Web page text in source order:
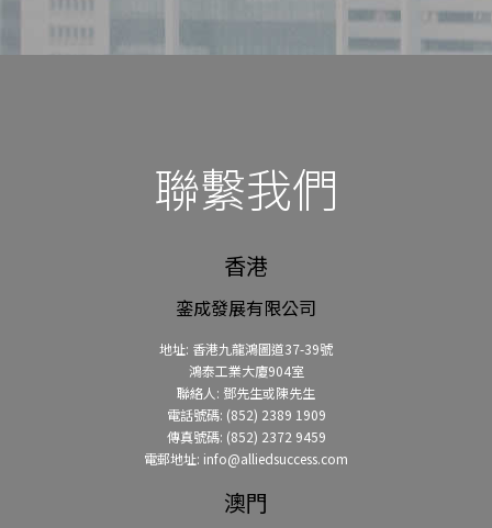
聯繫我們
香港
銮成發展有限公司
地址: 香港九龍鴻圖道37-39號
鴻泰工業大廈904室
聯絡人: 鄧先生或陳先生
電話號碼: (852) 2389 1909
傳真號碼: (852) 2372 9459
電郵地址: info@alliedsuccess.com
澳門